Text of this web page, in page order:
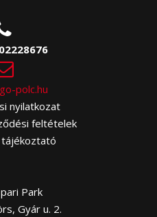
polc.hu
nyilatkozat
feltételek
tájékoztató
Park
Gyár u. 2.